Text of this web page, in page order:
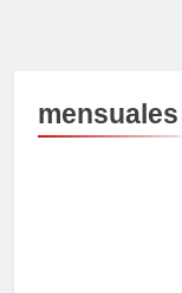
mensuales